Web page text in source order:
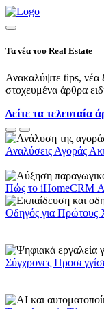
Τα νέα του Real Estate
Ανακαλύψτε tips, νέα
στοχευμένα άρθρα
Δείτε τα τελευταία
Αναλύσεις Αγοράς
Πώς το iHomeCRM
Οδηγός για Πρώτους
Σύγχρονες